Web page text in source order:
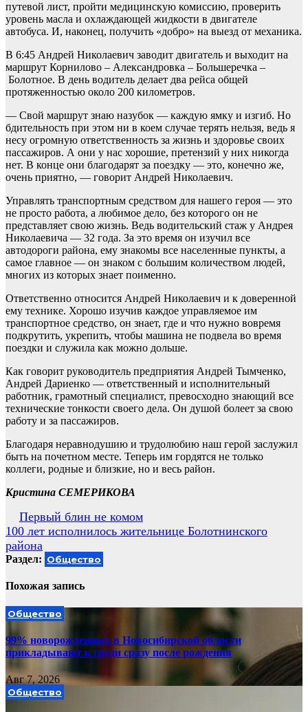
путевой лист, пройти медицинскую комиссию, проверить
уровень масла и охлаждающей жидкости в двигателе
автобуса. И, наконец, получить «добро» на выезд от механика.
В 6:45 Андрей Николаевич заводит двигатель и выходит на
маршрут Корнилово – Александровка – Большеречка –
Болотное. В день водитель делает два рейса общей
протяженностью около 200 километров.
— Свой маршрут знаю назубок — каждую ямку и изгиб. Но
бдительность при этом ни в коем случае терять нельзя, ведь я
несу огромную ответственность за жизнь и здоровье своих
пассажиров. А они у нас хорошие, претензий у них никогда
нет. В конце они благодарят за поездку — это, конечно же,
очень приятно, — говорит Андрей Николаевич.
Управлять транспортным средством для нашего героя — это
не просто работа, а любимое дело, без которого он не
представляет свою жизнь. Ведь водительский стаж у Андрея
Николаевича — 32 года. За это время он изучил все
автодороги района, ему знакомы все населенные пункты, а
самое главное — он знаком с большим количеством людей,
многих из которых знает поименно.
Ответственно относится Андрей Николаевич и к доверенной
ему технике. Хорошо изучив каждое управляемое им
транспортное средство, он знает, где и что нужно вовремя
подкрутить, укрепить, чтобы машина не подвела во время
поездки и служила как можно дольше.
Как говорит руководитель предприятия Андрей Тымченко,
Андрей Дариенко — ответственный и исполнительный
работник, грамотный специалист, превосходно знающий все
технические тонкости своего дела. Он душой болеет за свою
работу и за пассажиров.
Благодаря неравнодушию и трудолюбию наш герой заслужил
быть на почетном месте. Теперь им гордятся не только
коллеги, родные и близкие, но и весь район.
Кристина СЕМЕРИКОВА
Навигация
по
записям
Первый блин не комом
100 лет исполнилось жительнице Болотнинского
района
Раздел: Общество
Похожая запись
Общество
99% новорожденных в Новосибирской области
прикладывают к груди сразу после рождения
Авг 7, 2026
Общество